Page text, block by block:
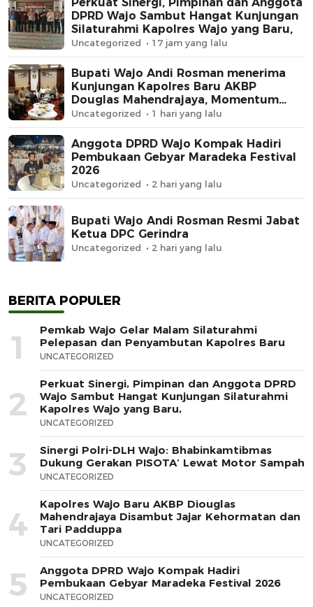
DPRD Wajo Sambut Hangat Kunjungan
Silaturahmi Kapolres Wajo yang Baru,
Uncategorized 17 jam yang lalu
Bupati Wajo Andi Rosman menerima
Kunjungan Kapolres Baru AKBP
Douglas Mahendrajaya, Momentum
Memperkuat Sinergi
Uncategorized 1 hari yang lalu
Anggota DPRD Wajo Kompak Hadiri
Pembukaan Gebyar Maradeka Festival
2026
Uncategorized 2 hari yang lalu
Bupati Wajo Andi Rosman Resmi Jabat
Ketua DPC Gerindra
Uncategorized 2 hari yang lalu
BERITA POPULER
1
Pemkab Wajo Gelar Malam Silaturahmi
Pelepasan dan Penyambutan Kapolres Baru
UNCATEGORIZED
2
Perkuat Sinergi, Pimpinan dan Anggota DPRD
Wajo Sambut Hangat Kunjungan Silaturahmi
Kapolres Wajo yang Baru,
UNCATEGORIZED
3
Sinergi Polri-DLH Wajo: Bhabinkamtibmas
Dukung Gerakan PISOTA’ Lewat Motor Sampah
UNCATEGORIZED
4
Kapolres Wajo Baru AKBP Diouglas
Mahendrajaya Disambut Jajar Kehormatan dan
Tari Padduppa
UNCATEGORIZED
5
Anggota DPRD Wajo Kompak Hadiri
Pembukaan Gebyar Maradeka Festival 2026
UNCATEGORIZED